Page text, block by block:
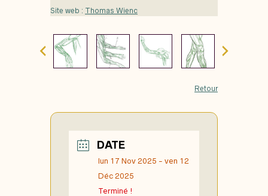
Site web : Thomas Wienc
Retour
DATE
lun 17 Nov 2025 - ven 12
Déc 2025
Terminé !